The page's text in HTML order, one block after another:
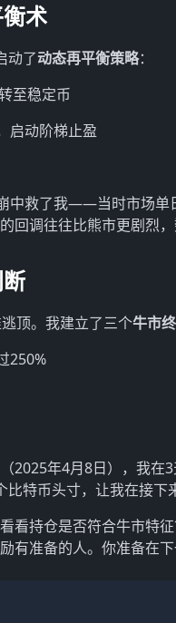
术
动了动态再平衡策略：
至稳定币
启动阶梯止盈
中救了我——当时市场单
回调往往比熊市更剧烈
顶。我建立了三个牛市
250%
2025年4月8日），我
特币头寸，让我在接下
看持仓是否符合牛市特
有准备的人。你准备在